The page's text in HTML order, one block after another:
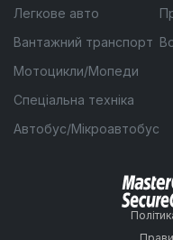
Легкове авто
Вантажний транспорт
Мотоцикли/Мопеди
Спеціальна техніка
Автобус/Мікроавтобус